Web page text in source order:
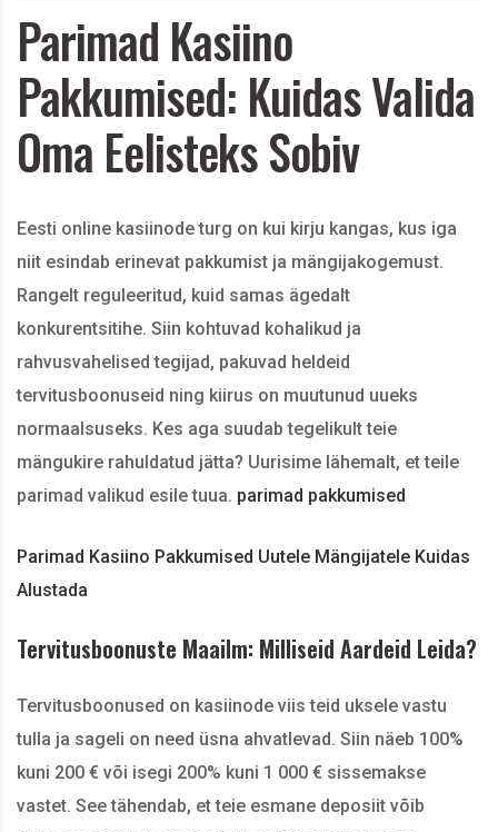
Parimad Kasiino
Pakkumised: Kuidas Valida
Oma Eelisteks Sobiv
Eesti online kasiinode turg on kui kirju kangas, kus iga
niit esindab erinevat pakkumist ja mängijakogemust.
Rangelt reguleeritud, kuid samas ägedalt
konkurentsitihe. Siin kohtuvad kohalikud ja
rahvusvahelised tegijad, pakuvad heldeid
tervitusboonuseid ning kiirus on muutunud uueks
normaalsuseks. Kes aga suudab tegelikult teie
mängukire rahuldatud jätta? Uurisime lähemalt, et teile
parimad valikud esile tuua. parimad pakkumised
Parimad Kasiino Pakkumised Uutele Mängijatele Kuidas
Alustada
Tervitusboonuste Maailm: Milliseid Aardeid Leida?
Tervitusboonused on kasiinode viis teid uksele vastu
tulla ja sageli on need üsna ahvatlevad. Siin näeb 100%
kuni 200 € või isegi 200% kuni 1 000 € sissemakse
vastet. See tähendab, et teie esmane deposiit võib